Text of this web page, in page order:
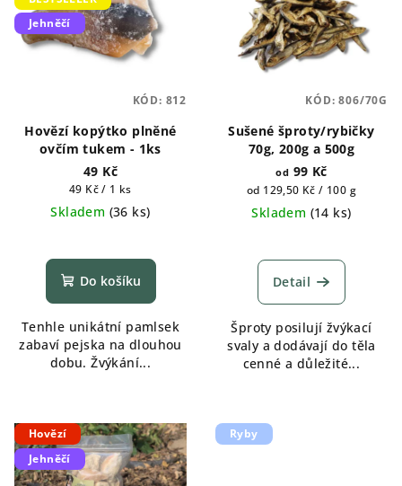
Jehněčí
Hovězí kopýtko plněné
ovčím tukem - 1ks
49 Kč
Měrná
cena:
49 Kč / 1 ks
Skladem (36 ks)
Do košíku
Tenhle unikátní pamlsek
zabaví pejska na dlouhou
dobu. Žvýkání...
KÓD: 812
Sušené šproty/rybičky
70g, 200g a 500g
od 99 Kč
Měrná
cena:
od 129,50 Kč / 100 g
Skladem (14 ks)
hodnocení
produktu
z
5
hvězdiček.
Detail
Šproty posilují žvýkací
svaly a dodávají do těla
cenné a důležité...
KÓD:806/70G
Hovězí
Jehněčí
Ryby